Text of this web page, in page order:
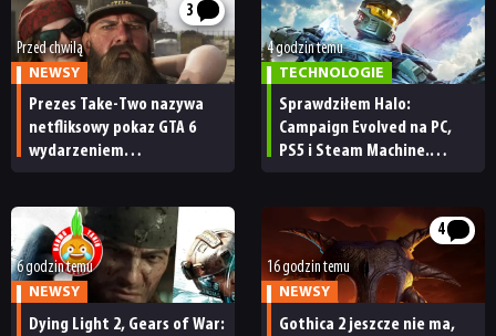
RETRO
TECHNOLOGIE
DYSKUSJE
JUŻ GRALIŚMY
SKLEP
3
Przed chwilą
NEWSY
Prezes Take-Two nazywa
netfliksowy pokaz GTA 6
wydarzeniem
ma subskrybentów
4 godzin temu
TECHNOLOGIE
Sprawdziłem Halo:
Campaign Evolved na PC,
PS5 i Steam Machine.
[RECENZJA TECHNICZNA]
6 godzin temu
NEWSY
Dying Light 2, Gears of War:
4
16 godzin temu
NEWSY
Gothica 2 jeszcze nie ma,